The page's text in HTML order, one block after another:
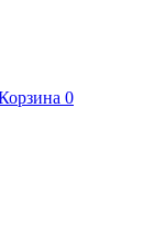
0